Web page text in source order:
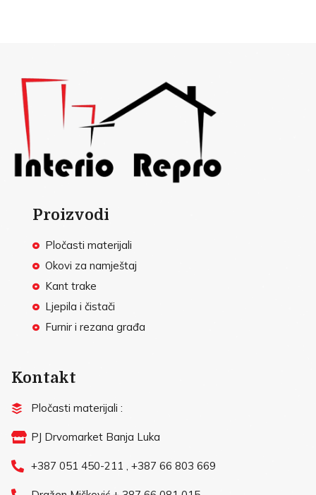
Proizvodi
Pločasti materijali
Okovi za namještaj
Kant trake
Ljepila i čistači
Furnir i rezana građa
Kontakt
Pločasti materijali :
PJ Drvomarket Banja Luka
+387 051 450-211 , +387 66 803 669